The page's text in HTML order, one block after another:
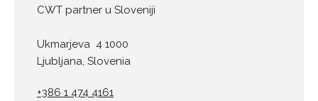
CWT partner u Sloveniji
Ukmarjeva 4 1000
Ljubljana, Slovenia
+386 1 474 4161